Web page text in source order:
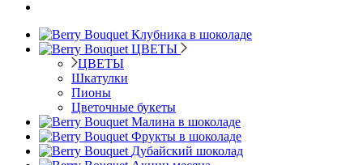
Клубника в шоколаде
ЦВЕТЫ
ЦВЕТЫ
Шкатулки
Пионы
Цветочные букеты
Малина в шоколаде
Фрукты в шоколаде
Дубайский шоколад